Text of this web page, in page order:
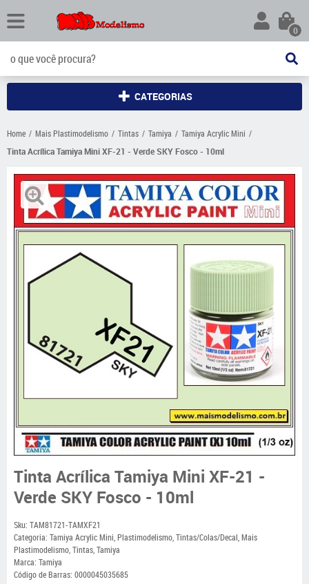
0
CATEGORIAS
Home Mais Plastimodelismo Tintas Tamiya
Tamiya Acrylic Mini
Tinta Acrílica Tamiya Mini XF-21 - Verde SKY Fosco - 10ml
Tinta Acrílica Tamiya Mini XF-21 -
Verde SKY Fosco - 10ml
Sku: TAM81721-TAMXF21
Categoria: Tamiya Acrylic Mini,Plastimodelismo,Tintas/Colas/Decal,Mais
Plastimodelismo,Tintas,Tamiya
Marca: Tamiya
Código de Barras: 0000045035685